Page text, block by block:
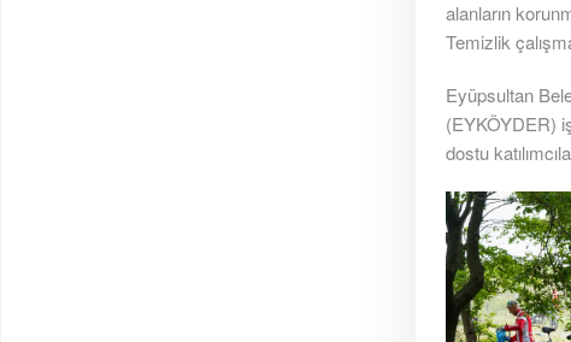
alanların
Temizlik
Eyüpsultan
(EYKÖYDER)
dostu